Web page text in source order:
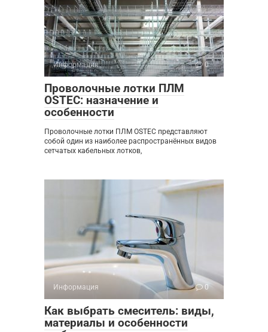
Информация 0
Проволочные лотки ПЛМ
OSTEC: назначение и
особенности
Проволочные лотки ПЛМ OSTEC представляют
собой один из наиболее распространённых видов
сетчатых кабельных лотков,
Информация 0
Как выбрать смеситель: виды,
материалы и особенности